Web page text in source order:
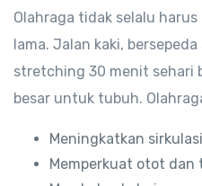
Olahraga tidak selalu
lama. Jalan kaki,
stretching 30 menit sehari
besar untuk tubuh.
Meningkatkan
Memperkuat otot dan